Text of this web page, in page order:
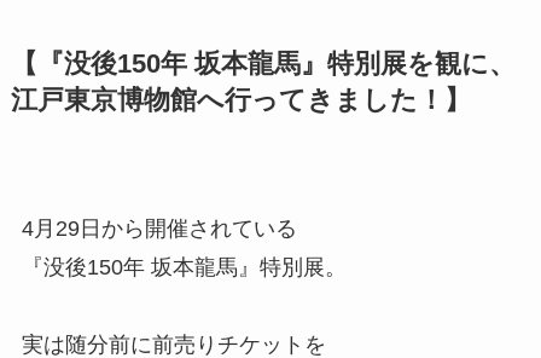
【『没後150年 坂本龍馬』特別展を観に、
江戸東京博物館へ行ってきました！】
4月29日から開催されている
『没後150年 坂本龍馬』特別展。
実は随分前に前売りチケットを